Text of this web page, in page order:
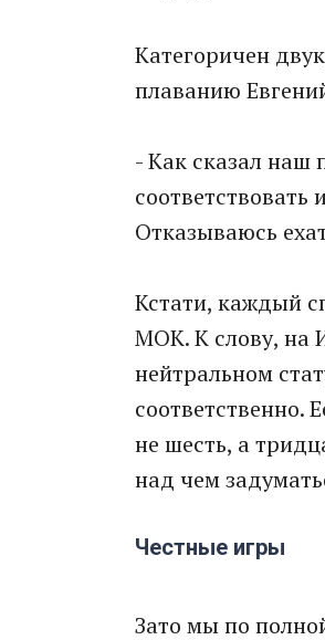
Категоричен
плаванию
- Как сказал наш
Отказываюсь
Кстати, каждый
МОК. К слову, на
нейтральном
соответственно.
не шесть, а
над чем
Честные игры
Зато мы по